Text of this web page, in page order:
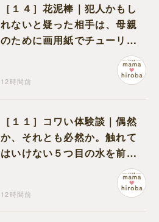
［１４］花泥棒｜犯人かもし
れないと疑った相手は、母親
のために画用紙でチューリッ
プを作っていただけだった
12時間前
［１１］コワい体験談｜偶然
か、それとも必然か。触れて
はいけない５つ目の水を前に
12時間前